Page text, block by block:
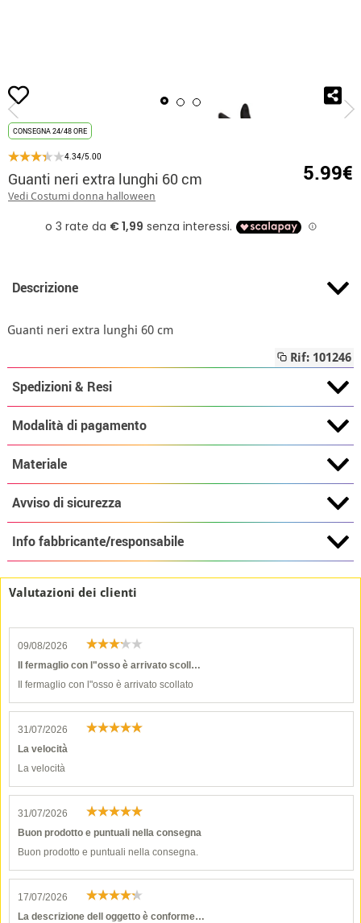
Inizio
CONSEGNA 24/48 ORE
4.34/5.00
Guanti neri extra lunghi 60 cm
Vedi Costumi donna halloween
5.99€
Descrizione
Guanti neri extra lunghi 60 cm
Rif: 101246
Spedizioni & Resi
Modalità di pagamento
Materiale
Avviso di sicurezza
Info fabbricante/responsabile
Valutazioni dei clienti
09/08/2026
Il fermaglio con l"osso è arrivato scoll…
Il fermaglio con l"osso è arrivato scollato
31/07/2026
La velocità
La velocità
31/07/2026
Buon prodotto e puntuali nella consegna
Buon prodotto e puntuali nella consegna.
17/07/2026
La descrizione dell oggetto è conforme…